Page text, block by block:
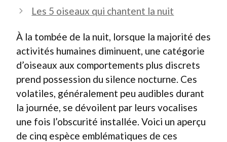
Les 5 oiseaux qui chantent la nuit
À la tombée de la nuit, lorsque la majorité des
activités humaines diminuent, une catégorie
d’oiseaux aux comportements plus discrets
prend possession du silence nocturne. Ces
volatiles, généralement peu audibles durant
la journée, se dévoilent par leurs vocalises
une fois l’obscurité installée. Voici un aperçu
de cinq espèce emblématiques de ces